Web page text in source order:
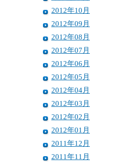
2012年10月
2012年09月
2012年08月
2012年07月
2012年06月
2012年05月
2012年04月
2012年03月
2012年02月
2012年01月
2011年12月
2011年11月